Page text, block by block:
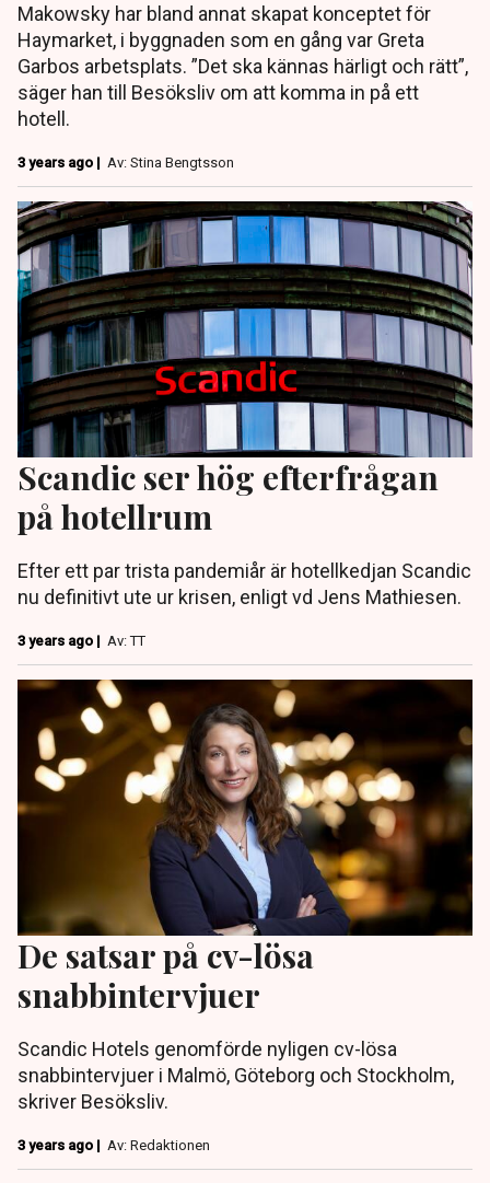
Makowsky har bland annat skapat konceptet för
Haymarket, i byggnaden som en gång var Greta
Garbos arbetsplats. ”Det ska kännas härligt och rätt”,
säger han till Besöksliv om att komma in på ett
hotell.
3 years ago | Av: Stina Bengtsson
Scandic ser hög efterfrågan
på hotellrum
Efter ett par trista pandemiår är hotellkedjan Scandic
nu definitivt ute ur krisen, enligt vd Jens Mathiesen.
3 years ago | Av: TT
De satsar på cv-lösa
snabbintervjuer
Scandic Hotels genomförde nyligen cv-lösa
snabbintervjuer i Malmö, Göteborg och Stockholm,
skriver Besöksliv.
3 years ago | Av: Redaktionen